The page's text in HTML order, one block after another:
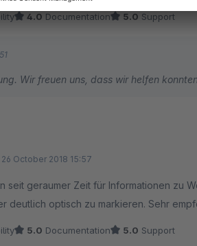
4.0 Documentation 5.0 Support
Wir freuen uns, dass wir helfen
26 October 2018 15:57
seit geraumer Zeit für Informationen zu
deutlich optisch zu markieren. Sehr
5.0 Documentation 5.0 Support